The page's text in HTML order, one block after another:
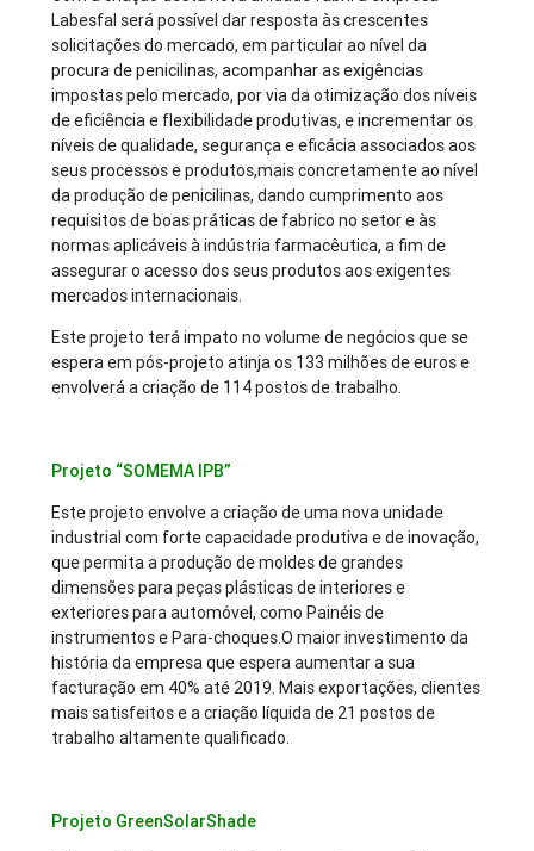
Labesfal será possível dar resposta às crescentes
solicitações do mercado, em particular ao nível da
procura de penicilinas, acompanhar as exigências
impostas pelo mercado, por via da otimização dos níveis
de eficiência e flexibilidade produtivas, e incrementar os
níveis de qualidade, segurança e eficácia associados aos
seus processos e produtos,mais concretamente ao nível
da produção de penicilinas, dando cumprimento aos
requisitos de boas práticas de fabrico no setor e às
normas aplicáveis à indústria farmacêutica, a fim de
assegurar o acesso dos seus produtos aos exigentes
mercados internacionais.
Este projeto terá impato no volume de negócios que se
espera em pós-projeto atinja os 133 milhões de euros e
envolverá a criação de 114 postos de trabalho.
Projeto “SOMEMA IPB”
Este projeto envolve a criação de uma nova unidade
industrial com forte capacidade produtiva e de inovação,
que permita a produção de moldes de grandes
dimensões para peças plásticas de interiores e
exteriores para automóvel, como Painéis de
instrumentos e Para-choques.O maior investimento da
história da empresa que espera aumentar a sua
facturação em 40% até 2019. Mais exportações, clientes
mais satisfeitos e a criação líquida de 21 postos de
trabalho altamente qualificado.
Projeto GreenSolarShade